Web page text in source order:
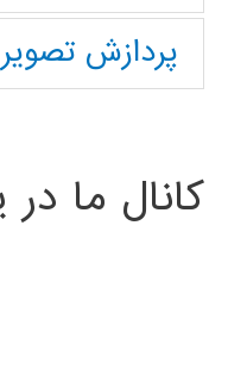
پردازش تصویر
کانال ما